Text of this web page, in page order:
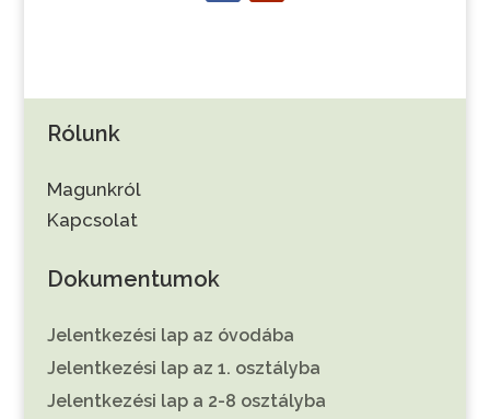
Rólunk
Magunkról
Kapcsolat
Dokumentumok
Jelentkezési lap az óvodába
Jelentkezési lap az 1. osztályba
Jelentkezési lap a 2-8 osztályba